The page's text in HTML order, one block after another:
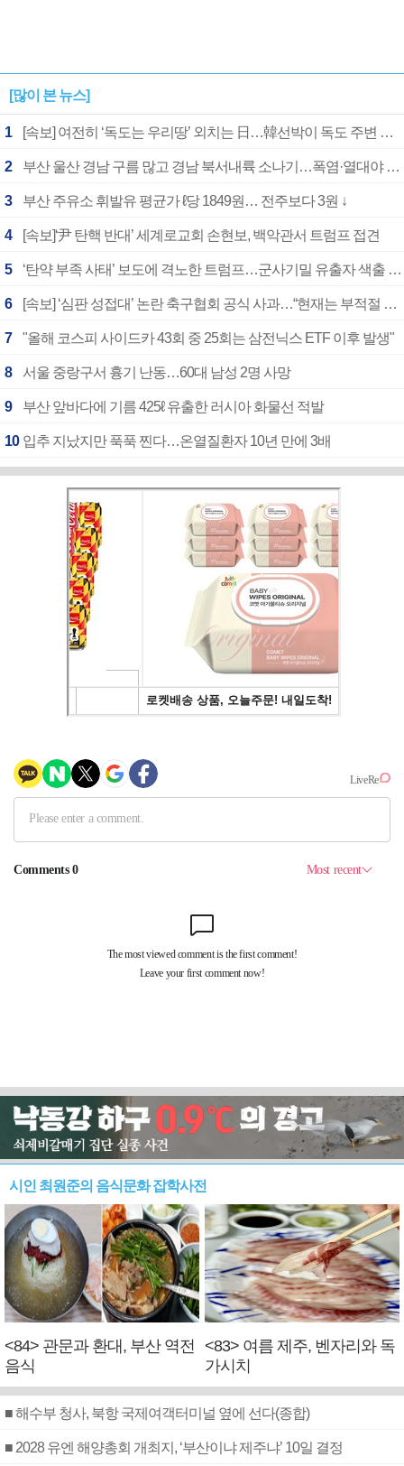
[많이 본 뉴스]
1 [속보] 여전히 ‘독도는 우리땅’ 외치는 日…韓선박이 독도 주변 해양조사 활동하자 반발
2 부산 울산 경남 구름 많고 경남 북서내륙 소나기…폭염·열대야 계속
3 부산 주유소 휘발유 평균가 ℓ당 1849원… 전주보다 3원 ↓
4 [속보]‘尹 탄핵 반대’ 세계로교회 손현보, 백악관서 트럼프 접견
5 ‘탄약 부족 사태’ 보도에 격노한 트럼프…군사기밀 유출자 색출 지시
6 [속보] ‘심판 성접대’ 논란 축구협회 공식 사과…“현재는 부적절 행위 없어”
7 "올해 코스피 사이드카 43회 중 25회는 삼전닉스 ETF 이후 발생"
8 서울 중랑구서 흉기 난동…60대 남성 2명 사망
9 부산 앞바다에 기름 425ℓ 유출한 러시아 화물선 적발
10 입추 지났지만 푹푹 찐다…온열질환자 10년 만에 3배
시인 최원준의 음식문화 잡학사전
<84> 관문과 환대, 부산 역전
음식
<83> 여름 제주, 벤자리와 독
가시치
■ 해수부 청사, 북항 국제여객터미널 옆에 선다(종합)
■ 2028 유엔 해양총회 개최지, ‘부산이냐 제주냐’ 10일 결정